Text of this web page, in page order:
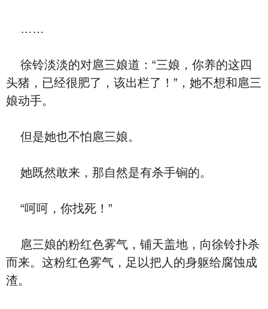
……
徐铃淡淡的对扈三娘道：“三娘，你养的这四
头猪，已经很肥了，该出栏了！”，她不想和扈三
娘动手。
但是她也不怕扈三娘。
她既然敢来，那自然是有杀手锏的。
“呵呵，你找死！”
扈三娘的粉红色雾气，铺天盖地，向徐铃扑杀
而来。这粉红色雾气，足以把人的身躯给腐蚀成
渣。